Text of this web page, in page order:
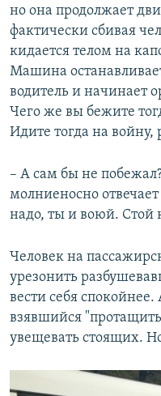
но она продолжает
фактически сбивая
кидается телом на
Машина
водитель и начинает
Чего же вы бежите
Идите тогда на войну,
– А сам бы не
молниеносно
надо, ты и воюй. Стой
Человек на
урезонить
вести себя
взявшийся
увещевать стоящих.